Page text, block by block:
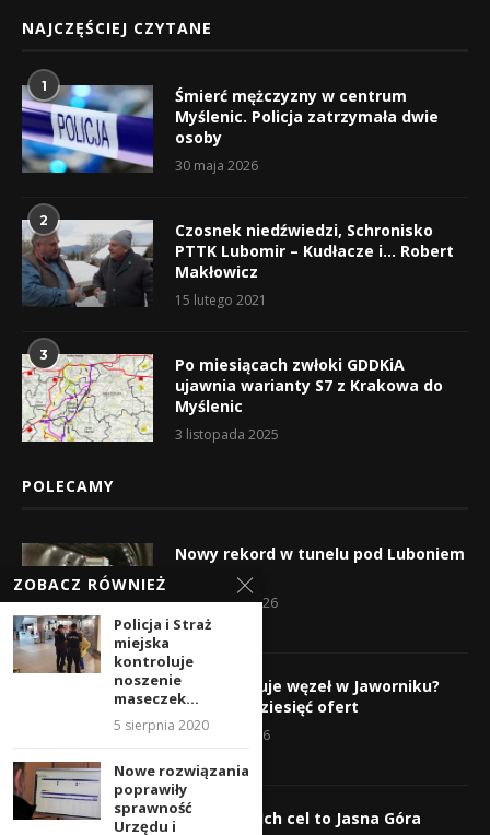
NAJCZĘŚCIEJ CZYTANE
1
Śmierć mężczyzny w centrum
Myślenic. Policja zatrzymała dwie
osoby
30 maja 2026
2
Czosnek niedźwiedzi, Schronisko
PTTK Lubomir – Kudłacze i… Robert
Makłowicz
15 lutego 2021
3
Po miesiącach zwłoki GDDKiA
ujawnia warianty S7 z Krakowa do
Myślenic
3 listopada 2025
POLECAMY
Nowy rekord w tunelu pod Luboniem
10 sierpnia 2026
Kto wybuduje węzeł w Jaworniku?
Wpłynęło dziesięć ofert
7 sierpnia 2026
Wyruszyli! Ich cel to Jasna Góra
ZOBACZ RÓWNIEŻ
Policja i Straż
miejska
kontroluje
noszenie
maseczek...
5 sierpnia 2020
Nowe rozwiązania
poprawiły
sprawność
Urzędu i